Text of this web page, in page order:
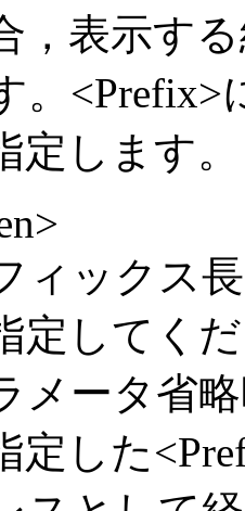
，表示す
。
定します。
ィックス
定してく
メータ省
した